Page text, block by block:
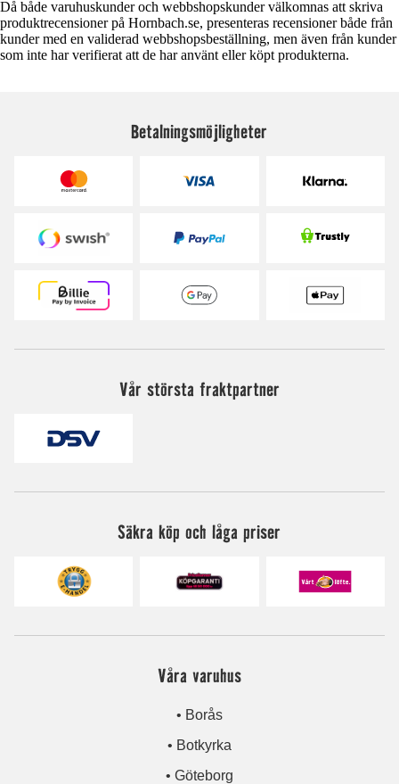
Då både varuhuskunder och webbshopskunder välkomnas att skriva
produktrecensioner på Hornbach.se, presenteras recensioner både från
kunder med en validerad webbshopsbeställning, men även från kunder
som inte har verifierat att de har använt eller köpt produkterna.
Betalningsmöjligheter
Vår största fraktpartner
Säkra köp och låga priser
Våra varuhus
• Borås
• Botkyrka
• Göteborg